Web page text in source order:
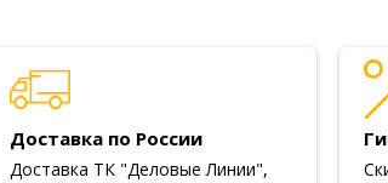
Доставка по России
Доставка ТК "Деловые Линии",